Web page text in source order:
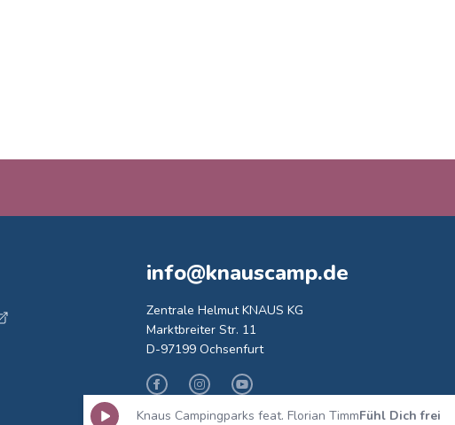
Knaus Campingparks feat. Florian TimmFühl Dich frei
info@knauscamp.de
Zentrale Helmut KNAUS KG
Marktbreiter Str. 11
D-97199 Ochsenfurt
FacebookInstagramYoutube